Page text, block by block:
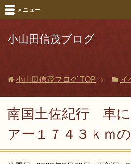
小山田信茂ブログ
メニュー
小山田信茂ブログ TOP イ
南国土佐紀行 車に
アー１７４３ｋｍ